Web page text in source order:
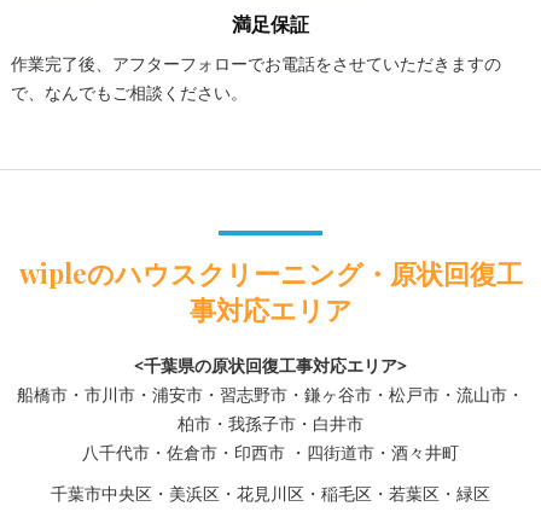
満足保証
作業完了後、アフターフォローでお電話をさせていただきますの
で、なんでもご相談ください。
wipleのハウスクリーニング・原状回復工
事対応エリア
<千葉県の原状回復工事対応エリア>
船橋市・市川市・浦安市・習志野市・鎌ヶ谷市・松戸市・流山市・
柏市・我孫子市・白井市
八千代市・佐倉市・印西市 ・四街道市・酒々井町
千葉市中央区・美浜区・花見川区・稲毛区・若葉区・緑区